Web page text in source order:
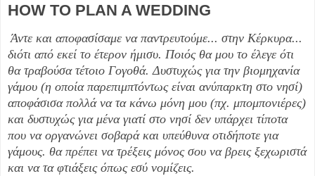
HOW TO PLAN A WEDDING
Άντε και αποφασίσαμε να παντρευτούμε... στην Κέρκυρα...
διότι από εκεί το έτερον ήμισυ. Ποιός θα μου το έλεγε ότι
θα τραβούσα τέτοιο Γογοθά. Δυστυχώς για την βιομηχανία
γάμου (η οποία παρεπιμπτόντως είναι ανύπαρκτη στο νησί)
αποφάσισα πολλά να τα κάνω μόνη μου (πχ. μπομπονιέρες)
και δυστυχώς για μένα γιατί στο νησί δεν υπάρχει τίποτα
που να οργανώνει σοβαρά και υπεύθυνα οτιδήποτε για
γάμους. θα πρέπει να τρέξεις μόνος σου να βρεις ξεχωριστά
και να τα φτιάξεις όπως εσύ νομίζεις.